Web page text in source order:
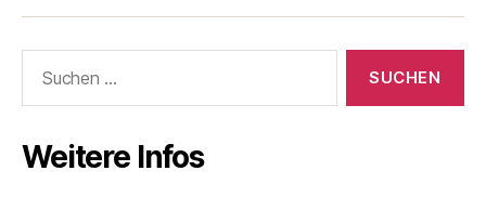
nach:
Weitere Infos